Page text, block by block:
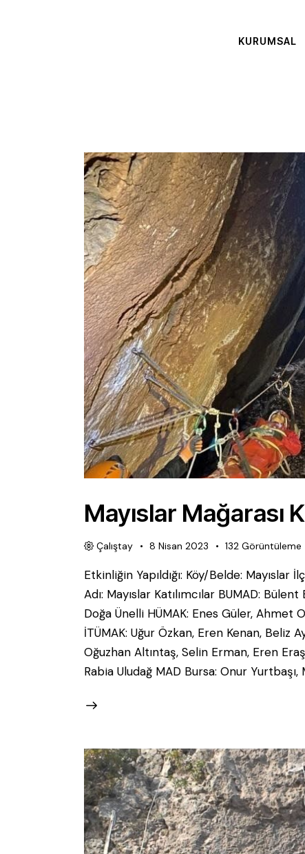
KURUMSAL
Mayıslar Mağarası
Çalıştay 8 Nisan 2023 132 Görüntüleme
Etkinliğin Yapıldığı: Köy/Belde: Mayıslar
Adı: Mayıslar Katılımcılar BUMAD:
Doğa Ünelli HÜMAK: Enes Güler, Ahmet
İTÜMAK: Uğur Özkan, Eren Kenan, Beliz
Oğuzhan Altıntaş, Selin Erman, Eren
Rabia Uludağ MAD Bursa: Onur Yurtbaşı,